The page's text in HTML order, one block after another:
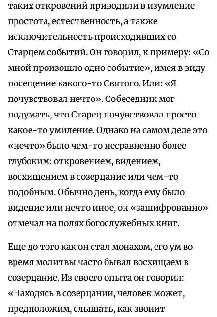
таких откровений приводили в изумление
простота, естественность, а также
исключительность происходивших со
Старцем событий. Он говорил, к примеру: «Со
мной произошло одно событие», имея в виду
посещение какого-то Святого. Или: «Я
почувствовал нечто». Собеседник мог
подумать, что Старец почувствовал просто
какое-то умиление. Однако на самом деле это
«нечто» было чем-то несравненно более
глубоким: откровением, видением,
восхищением в созерцание или чем-то
подобным. Обычно день, когда ему было
видение или нечто иное, он «зашифрованно»
отмечал на полях богослужебных книг.
Еще до того как он стал монахом, его ум во
время молитвы часто бывал восхищаем в
созерцание. Из своего опыта он говорил:
«Находясь в созерцании, человек может,
предположим, слышать, как звонит